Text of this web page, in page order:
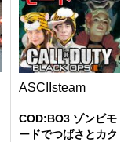
ASCIIsteam
COD:BO3 ゾンビモ
ードでつばさとカク